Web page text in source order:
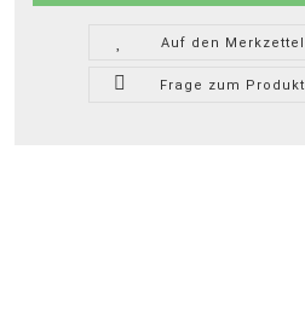
Auf den Merkzettel
Frage zum Produkt